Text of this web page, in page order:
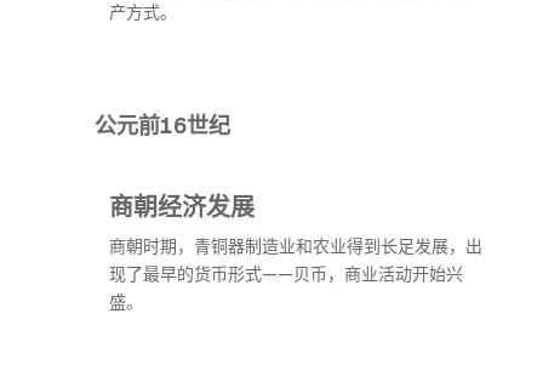
产方式。
公元前16世纪
商朝经济发展
商朝时期，青铜器制造业和农业得到长足发展，出
现了最早的货币形式——贝币，商业活动开始兴
盛。